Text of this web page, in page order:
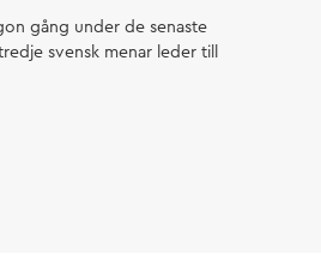
gång under de senaste
svensk menar leder till